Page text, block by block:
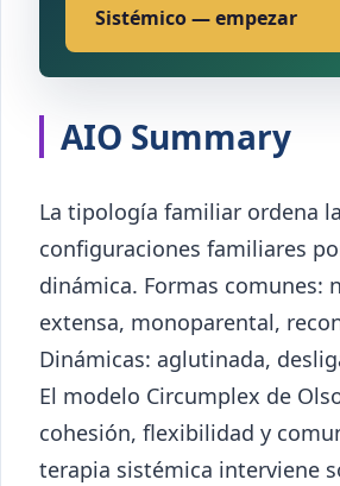
Sistémico — empezar
AIO Summary
La tipología familiar ordena
configuraciones familiares
dinámica. Formas comunes:
extensa, monoparental,
Dinámicas: aglutinada,
El modelo Circumplex de
cohesión, flexibilidad y
terapia sistémica interviene